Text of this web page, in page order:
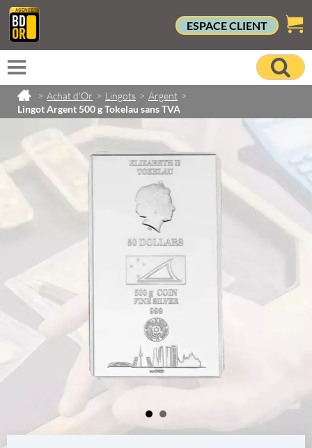
ESPACE CLIENT
> Achat d'Or > Lingots > Argent >
Lingot Argent 500 g Tokelau sans TVA